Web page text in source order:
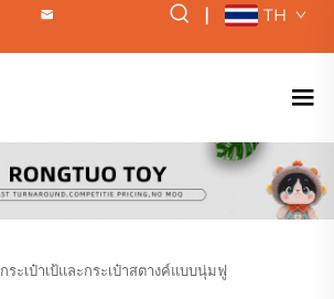
| TH
กระเป๋าเป้และกระเป๋าสตางค์แบบนุ่มฟู